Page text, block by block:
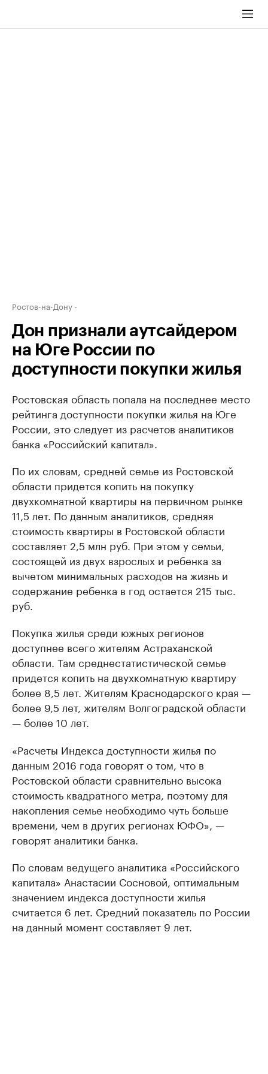
Ростов-на-Дону
Дон признали аутсайдером
на Юге России по
доступности покупки жилья
Ростовская область попала на последнее место
рейтинга доступности покупки жилья на Юге
России, это следует из расчетов аналитиков
банка «Российский капитал».
По их словам, средней семье из Ростовской
области придется копить на покупку
двухкомнатной квартиры на первичном рынке
11,5 лет. По данным аналитиков, средняя
стоимость квартиры в Ростовской области
составляет 2,5 млн руб. При этом у семьи,
состоящей из двух взрослых и ребенка за
вычетом минимальных расходов на жизнь и
содержание ребенка в год остается 215 тыс.
руб.
Покупка жилья среди южных регионов
доступнее всего жителям Астраханской
области. Там среднестатистической семье
придется копить на двухкомнатную квартиру
более 8,5 лет. Жителям Краснодарского края —
более 9,5 лет, жителям Волгоградской области
— более 10 лет.
«Расчеты Индекса доступности жилья по
данным 2016 года говорят о том, что в
Ростовской области сравнительно высока
стоимость квадратного метра, поэтому для
накопления семье необходимо чуть больше
времени, чем в других регионах ЮФО», —
говорят аналитики банка.
По словам ведущего аналитика «Российского
капитала» Анастасии Сосновой, оптимальным
значением индекса доступности жилья
считается 6 лет. Средний показатель по России
на данный момент составляет 9 лет.